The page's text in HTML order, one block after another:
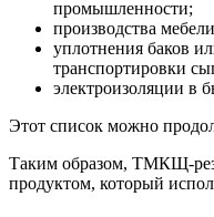
промышленности;
производства
уплотнения баков
транспортировки
электроизоляции в
Этот список можно
Таким образом, ТМКЩ-
продуктом, который